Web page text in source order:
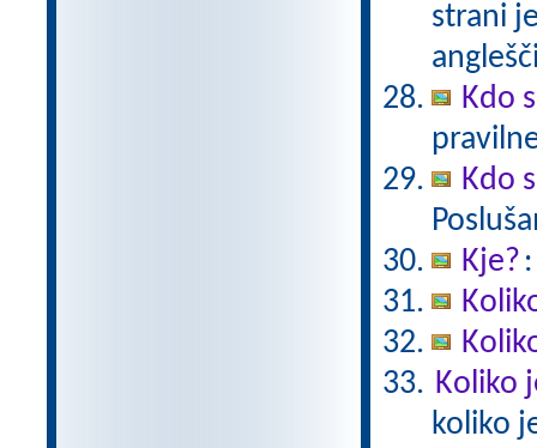
strani
Kdo
Kdo
Kje?
Koliko
koliko